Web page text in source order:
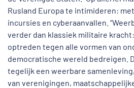
Rusland Europa te intimideren:
incursies en cyberaanvallen.
verder dan klassiek militaire
optreden tegen alle vormen van
democratische wereld bedreigen.
tegelijk een weerbare
van verenigingen,